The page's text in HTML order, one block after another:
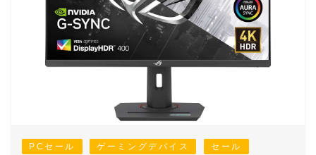
PCセール ゲーミングデバイス
セール